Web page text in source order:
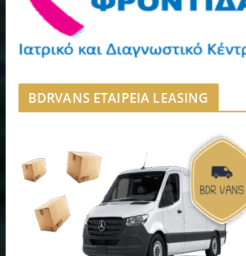
BDRVANS ΕΤΑΙΡΕΙΑ LEASING